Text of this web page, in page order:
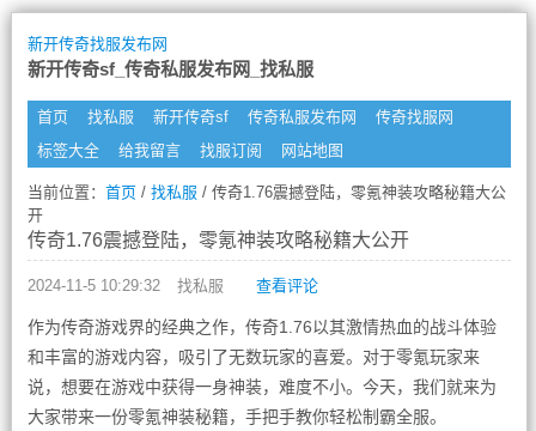
新开传奇找服发布网
新开传奇sf_传奇私服发布网_找私服
首页 找私服 新开传奇sf 传奇私服发布网
传奇找服网
标签大全
给我留言 找服订阅 网站地图
当前位置： 首页/ 找私服 / 传奇1.76震撼登陆，零氪神装攻略秘籍大公
开
传奇1.76震撼登陆，零氪神装攻略秘籍大公开
2024-11-5 10:29:32 找私服 查看评论
作为传奇游戏界的经典之作，传奇1.76以其激情热血的战斗体验
和丰富的游戏内容，吸引了无数玩家的喜爱。对于零氪玩家来
说，想要在游戏中获得一身神装，难度不小。今天，我们就来为
大家带来一份零氪神装秘籍，手把手教你轻松制霸全服。